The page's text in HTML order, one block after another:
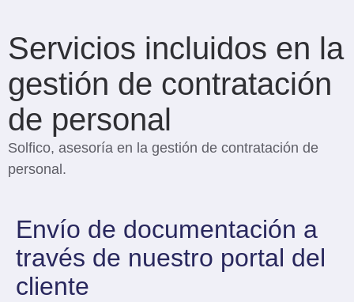
Servicios incluidos en la
gestión de contratación
de personal
Solfico, asesoría en la gestión de contratación de
personal.
Envío de documentación a
través de nuestro portal del
cliente